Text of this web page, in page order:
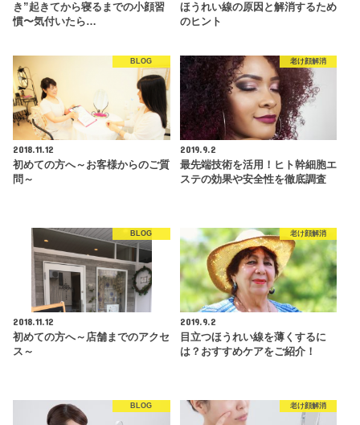
き”起きてから寝るまでの小顔習
慣〜気付いたら…
ほうれい線の原因と解消するため
のヒント
BLOG
2018.11.12
初めての方へ～お客様からのご質
問～
老け顔解消
2019.9.2
最先端技術を活用！ヒト幹細胞エ
ステの効果や安全性を徹底調査
BLOG
2018.11.12
初めての方へ～店舗までのアクセ
ス～
老け顔解消
2019.9.2
目立つほうれい線を薄くするに
は？おすすめケアをご紹介！
BLOG 老け顔解消